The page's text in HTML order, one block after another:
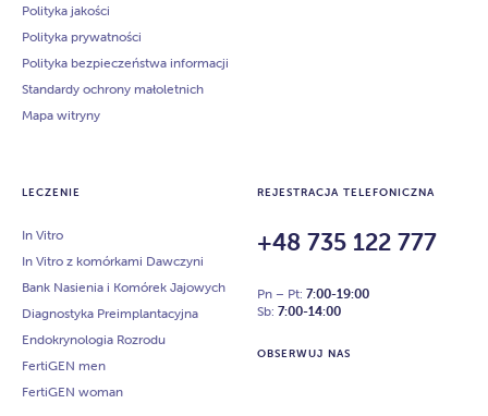
Polityka jakości
Polityka prywatności
Polityka bezpieczeństwa informacji
Standardy ochrony małoletnich
Mapa witryny
LECZENIE
In Vitro
In Vitro z komórkami Dawczyni
Bank Nasienia i Komórek Jajowych
Diagnostyka Preimplantacyjna
Endokrynologia Rozrodu
FertiGEN men
FertiGEN woman
REJESTRACJA TELEFONICZNA
+48 735 122 777
Pn – Pt: 7:00-19:00
Sb: 7:00-14:00
OBSERWUJ NAS